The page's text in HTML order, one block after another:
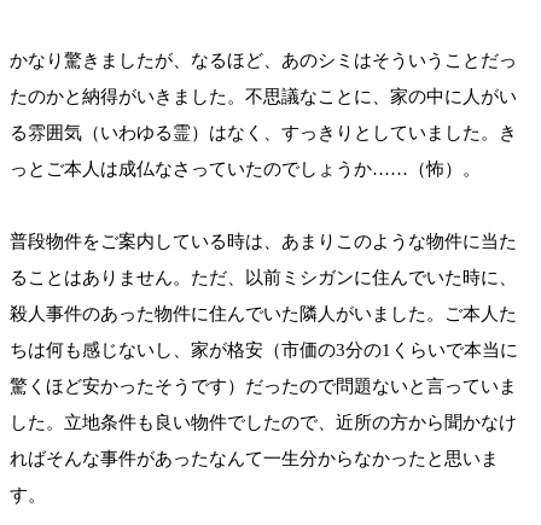
かなり驚きましたが、なるほど、あのシミはそういうことだっ
たのかと納得がいきました。不思議なことに、家の中に人がい
る雰囲気（いわゆる霊）はなく、すっきりとしていました。き
っとご本人は成仏なさっていたのでしょうか……（怖）。
普段物件をご案内している時は、あまりこのような物件に当た
ることはありません。ただ、以前ミシガンに住んでいた時に、
殺人事件のあった物件に住んでいた隣人がいました。ご本人た
ちは何も感じないし、家が格安（市価の3分の1くらいで本当に
驚くほど安かったそうです）だったので問題ないと言っていま
した。立地条件も良い物件でしたので、近所の方から聞かなけ
ればそんな事件があったなんて一生分からなかったと思いま
す。